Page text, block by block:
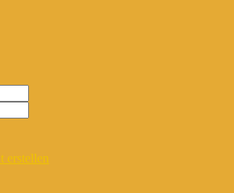
erstellen